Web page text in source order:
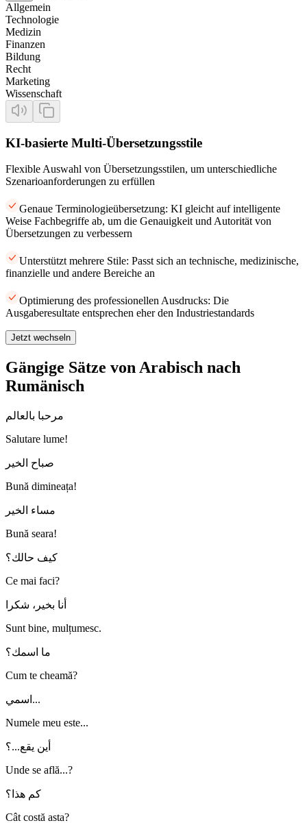
Allgemein
Technologie
Medizin
Finanzen
Bildung
Recht
Marketing
Wissenschaft
KI-basierte Multi-Übersetzungsstile
Flexible Auswahl von Übersetzungsstilen, um unterschiedliche
Szenarioanforderungen zu erfüllen
Genaue Terminologieübersetzung: KI gleicht auf intelligente
Weise Fachbegriffe ab, um die Genauigkeit und Autorität von
Übersetzungen zu verbessern
Unterstützt mehrere Stile: Passt sich an technische, medizinische,
finanzielle und andere Bereiche an
Optimierung des professionellen Ausdrucks: Die
Ausgaberesultate entsprechen eher den Industriestandards
Jetzt wechseln
Gängige Sätze von Arabisch nach
Rumänisch
مرحبا بالعالم
Salutare lume!
صباح الخير
Bună dimineața!
مساء الخير
Bună seara!
كيف حالك؟
Ce mai faci?
أنا بخير، شكرا
Sunt bine, mulțumesc.
ما اسمك؟
Cum te cheamă?
اسمي...
Numele meu este...
أين يقع...؟
Unde se află...?
كم هذا؟
Cât costă asta?